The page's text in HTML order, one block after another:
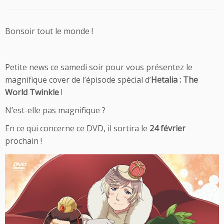
Bonsoir tout le monde !
Petite news ce samedi soir pour vous présentez le
magnifique cover de l’épisode spécial d’Hetalia : The
World Twinkle!
N’est-elle pas magnifique ?
En ce qui concerne ce DVD, il sortira le 24 février
prochain !